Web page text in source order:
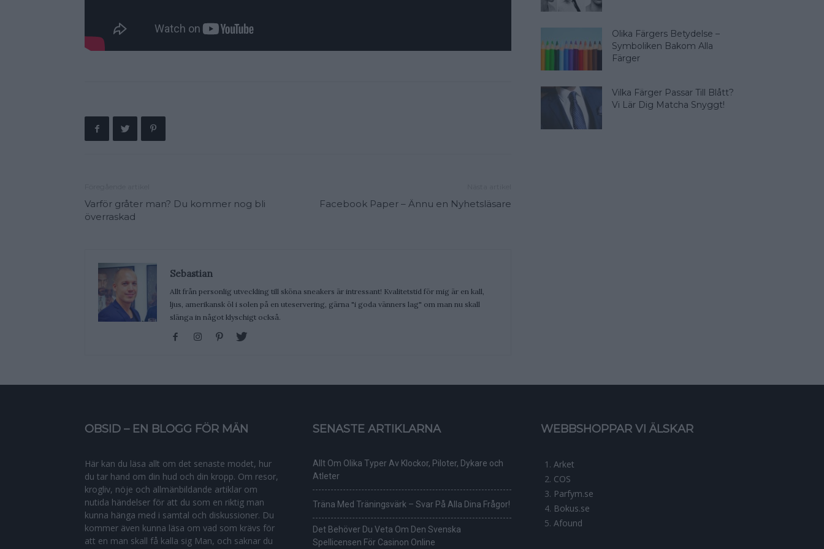
Varför gråter man? Du kommer nog bli
överraskad
Facebook Paper – Ännu en Nyhetsläsare
Sebastian
Allt från personlig utveckling till sköna sneakers är intressant! Kvalitetstid för mig är en kall,
ljus, amerikansk öl i solen på en uteservering, gärna "i goda vänners lag" om man nu skall
slänga in något klyschigt också.
Olika Färgers Betydelse –
Symboliken Bakom Alla
Färger
Vilka Färger Passar Till Blått?
Vi Lär Dig Matcha Snyggt!
OBSID – EN BLOGG FÖR MÄN
Här kan du läsa allt om det senaste modet, hur
du tar hand om din hud och din kropp. Om resor,
krogliv, nöje och allmänbildande artiklar om
nutida händelser för att du som en riktig man
kunna hänga med i samtal och diskussioner. Du
kommer även kunna läsa om vad som krävs för
att en man skall få kalla sig Man, och saknar du
SENASTE ARTIKLARNA
Allt Om Olika Typer Av Klockor, Piloter, Dykare och
Atleter
Träna Med Träningsvärk – Svar På Alla Dina Frågor!
Det Behöver Du Veta Om Den Svenska
Spellicensen För Casinon Online
WEBBSHOPPAR VI ÄLSKAR
Arket
COS
Parfym.se
Bokus.se
Afound